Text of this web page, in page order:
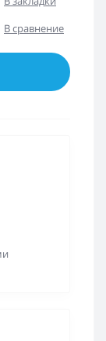
В сравнение